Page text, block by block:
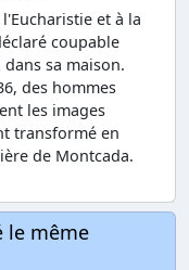
et à la
coupable
sa maison.
des hommes
les images
transformé en
de Montcada.
le même